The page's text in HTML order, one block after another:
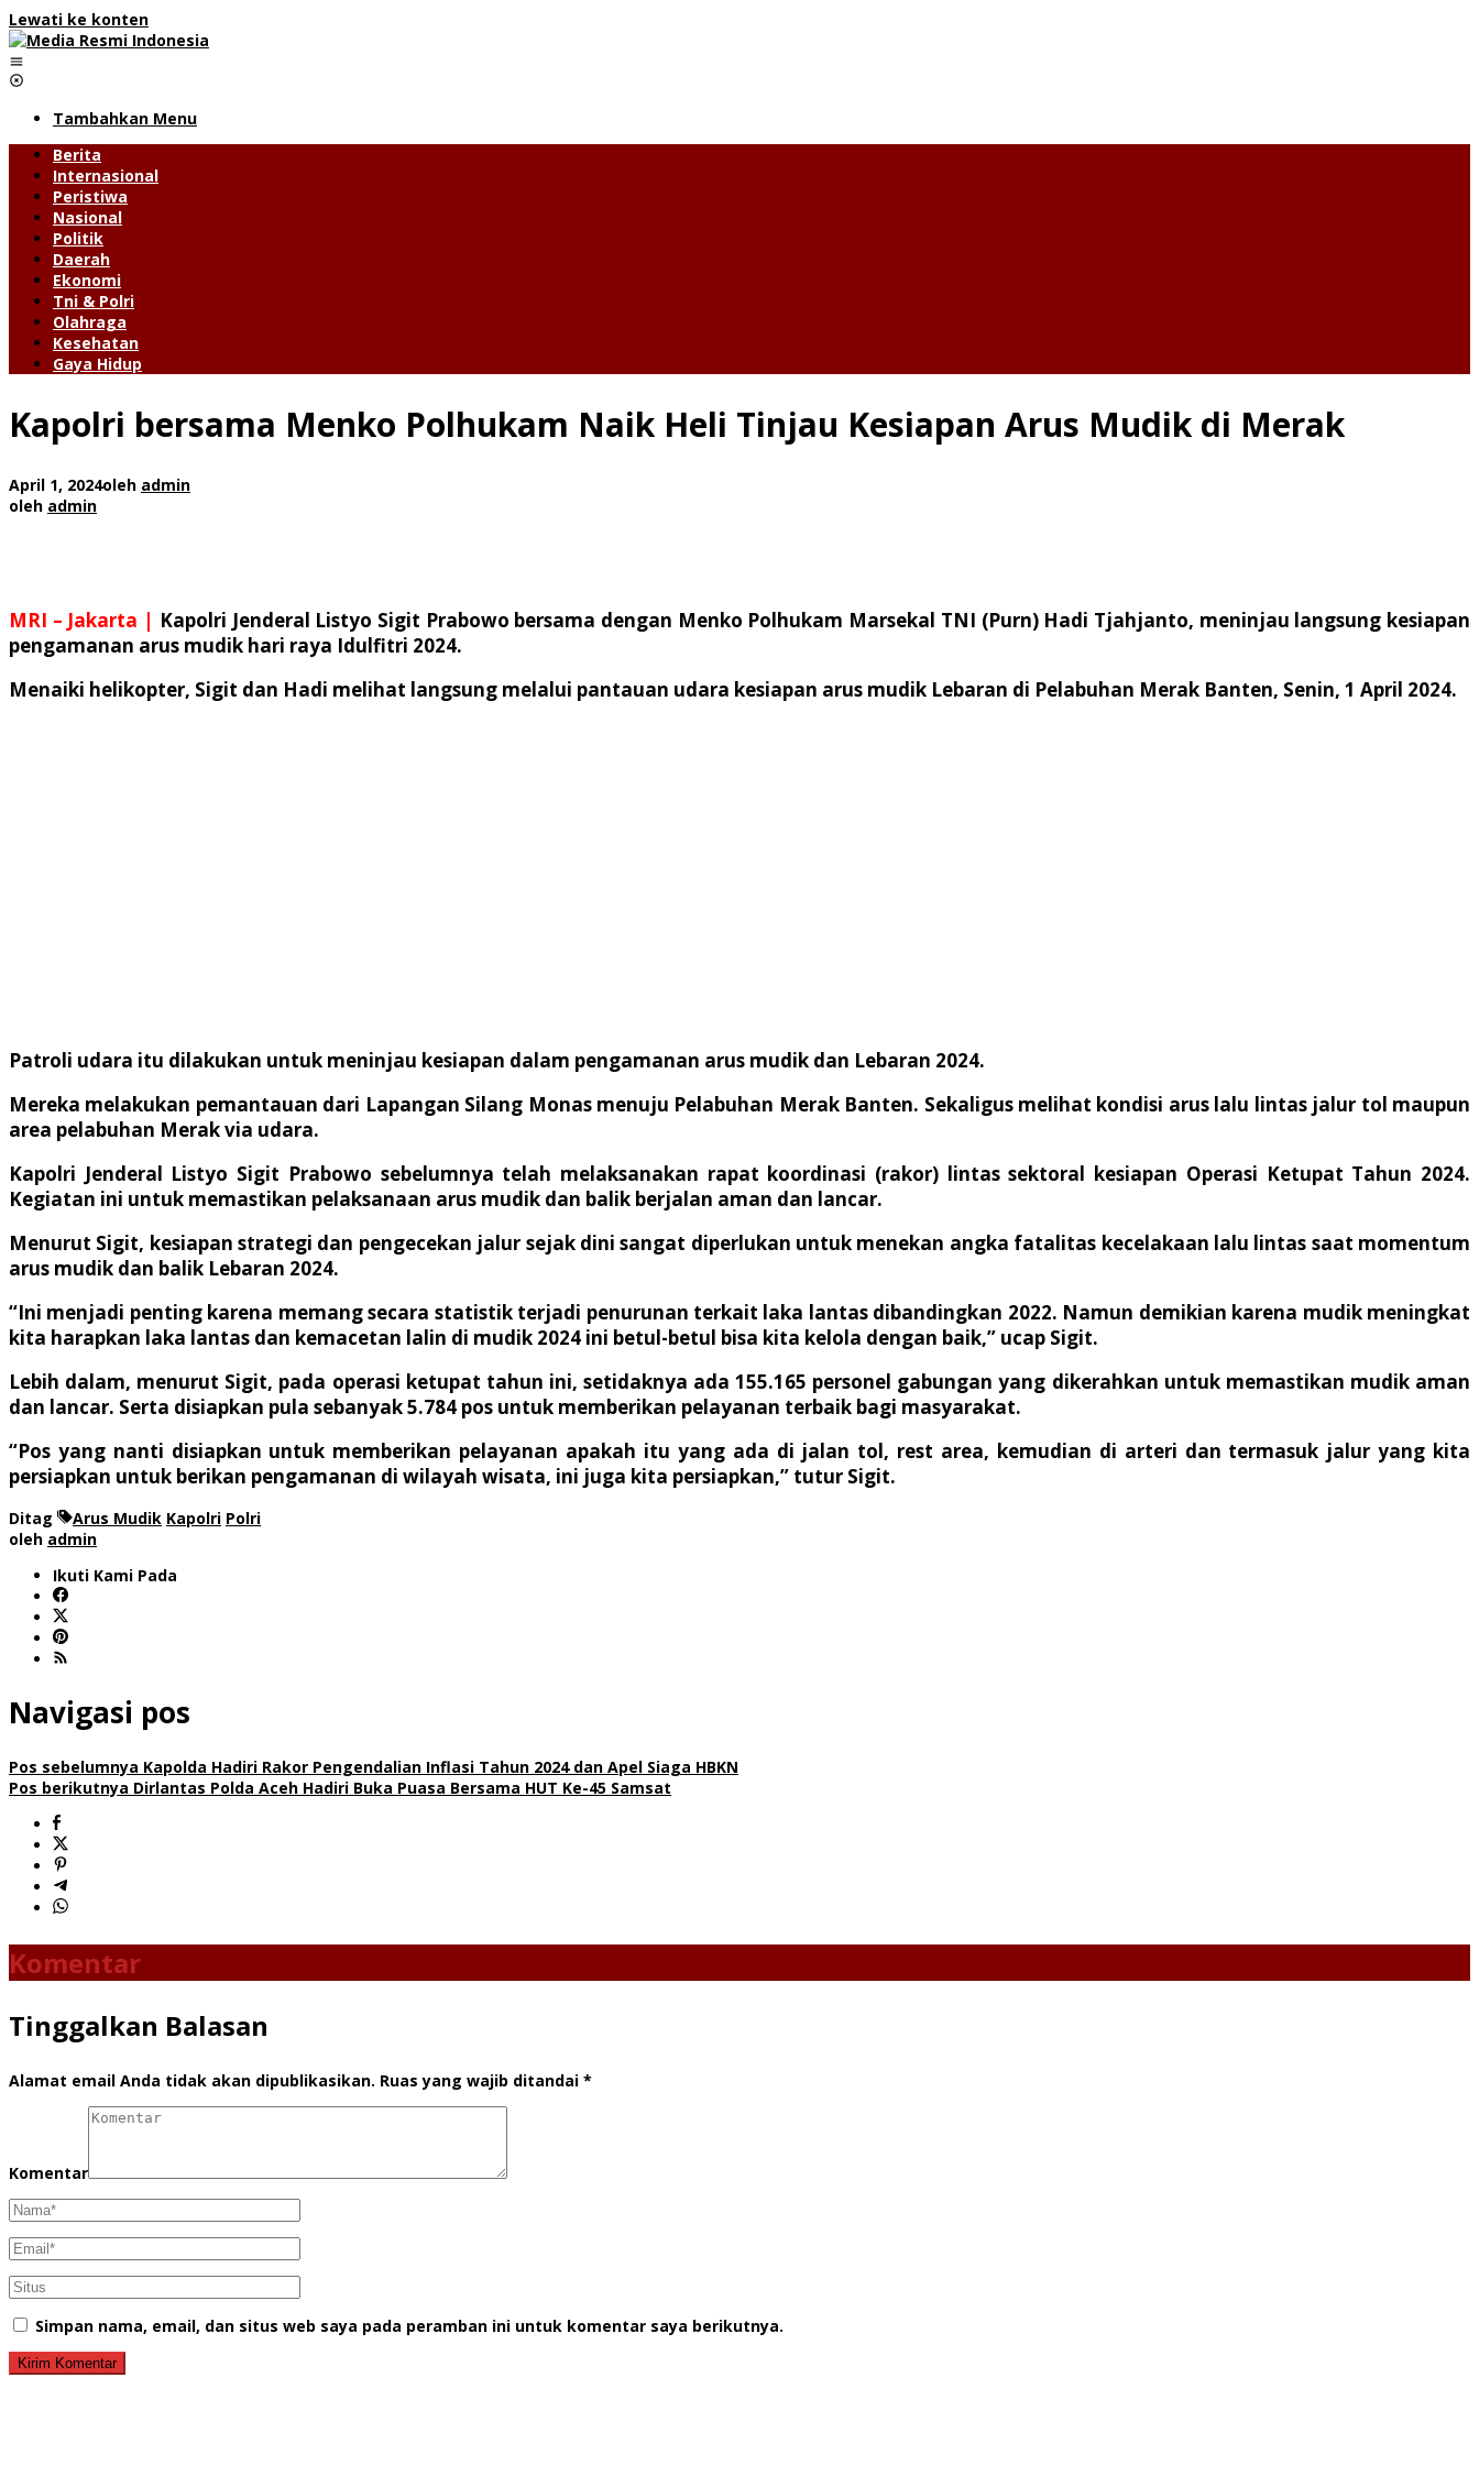
Lewati ke konten
Tambahkan Menu
Berita
Internasional
Peristiwa
Nasional
Politik
Daerah
Ekonomi
Tni & Polri
Olahraga
Kesehatan
Gaya Hidup
Kapolri bersama Menko Polhukam Naik Heli Tinjau Kesiapan Arus Mudik di Merak
April 1, 2024oleh admin
oleh admin
MRI – Jakarta | Kapolri Jenderal Listyo Sigit Prabowo bersama dengan Menko Polhukam Marsekal TNI (Purn) Hadi Tjahjanto, meninjau langsung kesiapan
pengamanan arus mudik hari raya Idulfitri 2024.
Menaiki helikopter, Sigit dan Hadi melihat langsung melalui pantauan udara kesiapan arus mudik Lebaran di Pelabuhan Merak Banten, Senin, 1 April 2024.
Patroli udara itu dilakukan untuk meninjau kesiapan dalam pengamanan arus mudik dan Lebaran 2024.
Mereka melakukan pemantauan dari Lapangan Silang Monas menuju Pelabuhan Merak Banten. Sekaligus melihat kondisi arus lalu lintas jalur tol maupun
area pelabuhan Merak via udara.
Kapolri Jenderal Listyo Sigit Prabowo sebelumnya telah melaksanakan rapat koordinasi (rakor) lintas sektoral kesiapan Operasi Ketupat Tahun 2024.
Kegiatan ini untuk memastikan pelaksanaan arus mudik dan balik berjalan aman dan lancar.
Menurut Sigit, kesiapan strategi dan pengecekan jalur sejak dini sangat diperlukan untuk menekan angka fatalitas kecelakaan lalu lintas saat momentum
arus mudik dan balik Lebaran 2024.
“Ini menjadi penting karena memang secara statistik terjadi penurunan terkait laka lantas dibandingkan 2022. Namun demikian karena mudik meningkat
kita harapkan laka lantas dan kemacetan lalin di mudik 2024 ini betul-betul bisa kita kelola dengan baik,” ucap Sigit.
Lebih dalam, menurut Sigit, pada operasi ketupat tahun ini, setidaknya ada 155.165 personel gabungan yang dikerahkan untuk memastikan mudik aman
dan lancar. Serta disiapkan pula sebanyak 5.784 pos untuk memberikan pelayanan terbaik bagi masyarakat.
“Pos yang nanti disiapkan untuk memberikan pelayanan apakah itu yang ada di jalan tol, rest area, kemudian di arteri dan termasuk jalur yang kita
persiapkan untuk berikan pengamanan di wilayah wisata, ini juga kita persiapkan,” tutur Sigit.
Ditag Arus Mudik Kapolri Polri
oleh admin
Ikuti Kami Pada
Navigasi pos
Pos sebelumnya Kapolda Hadiri Rakor Pengendalian Inflasi Tahun 2024 dan Apel Siaga HBKN
Pos berikutnya Dirlantas Polda Aceh Hadiri Buka Puasa Bersama HUT Ke-45 Samsat
Komentar
Tinggalkan Balasan
Alamat email Anda tidak akan dipublikasikan. Ruas yang wajib ditandai *
Komentar
Simpan nama, email, dan situs web saya pada peramban ini untuk komentar saya berikutnya.